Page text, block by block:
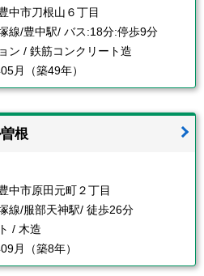
中市刀根山６丁目
線/豊中駅/ バス:18分:停歩9分
ン / 鉄筋コンクリート造
月（築49年）
根
中市原田元町２丁目
線/服部天神駅/ 徒歩26分
/ 木造
月（築8年）